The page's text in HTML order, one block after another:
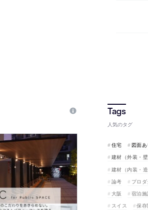
人気のタグ
住宅 図面あ
建材（外装・壁
建材（内装・造
論考
プロダ
大阪
宿泊施
スイス
保